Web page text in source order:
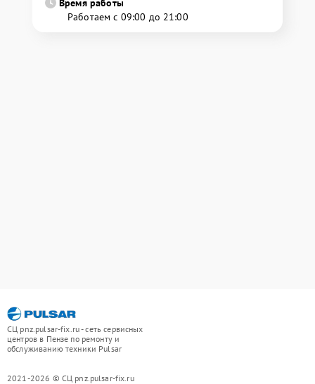
Время работы
Работаем с 09:00 до 21:00
СЦ pnz.pulsar-fix.ru - сеть сервисных
центров в Пензе по ремонту и
обслуживанию техники Pulsar
2021-2026 © СЦ pnz.pulsar-fix.ru